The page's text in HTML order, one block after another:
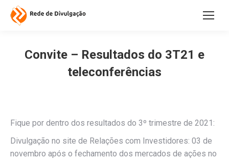
Convite – Resultados do 3T21 e
teleconferências
Fique por dentro dos resultados do 3º trimestre de 2021:
Divulgação no site de Relações com Investidores: 03 de
novembro após o fechamento dos mercados de ações no